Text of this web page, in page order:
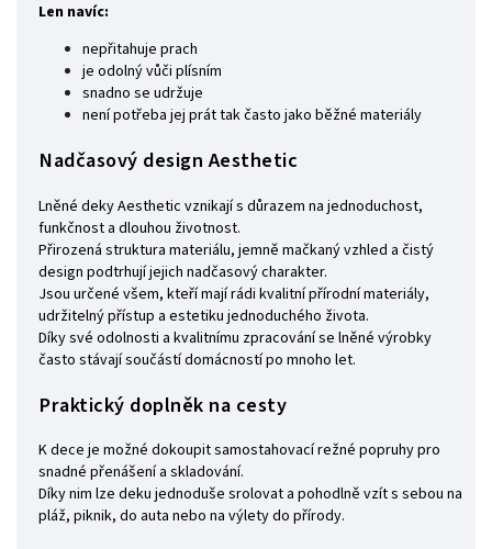
Len navíc:
nepřitahuje prach
je odolný vůči plísním
snadno se udržuje
není potřeba jej prát tak často jako běžné materiály
Nadčasový design Aesthetic
Lněné deky Aesthetic vznikají s důrazem na jednoduchost,
funkčnost a dlouhou životnost.
Přirozená struktura materiálu, jemně mačkaný vzhled a čistý
design podtrhují jejich nadčasový charakter.
Jsou určené všem, kteří mají rádi kvalitní přírodní materiály,
udržitelný přístup a estetiku jednoduchého života.
Díky své odolnosti a kvalitnímu zpracování se lněné výrobky
často stávají součástí domácností po mnoho let.
Praktický doplněk na cesty
K dece je možné dokoupit samostahovací režné popruhy pro
snadné přenášení a skladování.
Díky nim lze deku jednoduše srolovat a pohodlně vzít s sebou na
pláž, piknik, do auta nebo na výlety do přírody.